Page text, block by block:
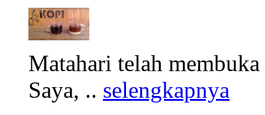
Matahari telah
Saya, .. selengkapnya